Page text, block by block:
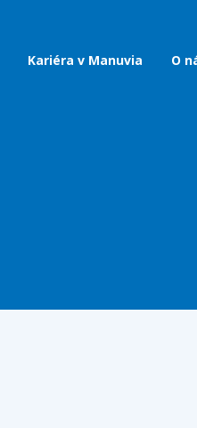
Kariéra v Manuvia O